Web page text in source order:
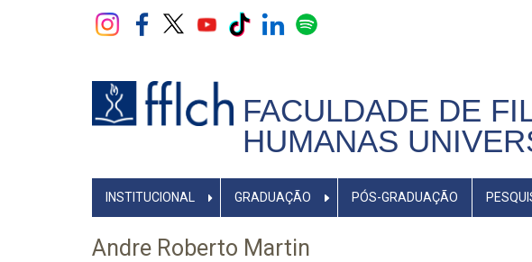
FACULDADE DE
HUMANAS
NAVEGADOR
PRINCIPAL
INSTITUCIONAL GRADUAÇÃO PÓS-GRADUAÇÃO
Andre Roberto Martin